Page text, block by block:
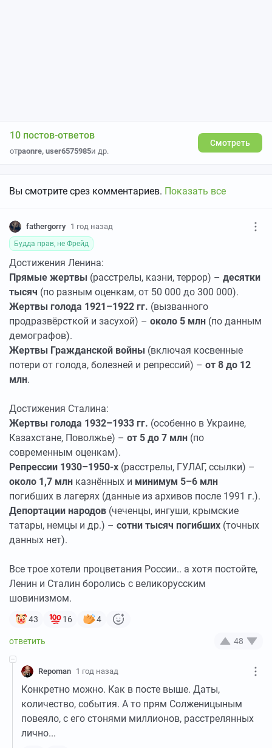
10 постов-ответов
отpaonre, user6575985и др.
Смотреть
Вы смотрите срез комментариев. Показать все
fathergorry 1 год назад
Будда прав, не Фрейд
Достижения Ленина:
Прямые жертвы (расстрелы, казни, террор) – десятки
тысяч (по разным оценкам, от 50 000 до 300 000).
Жертвы голода 1921–1922 гг. (вызванного
продразвёрсткой и засухой) – около 5 млн (по данным
демографов).
Жертвы Гражданской войны (включая косвенные
потери от голода, болезней и репрессий) – от 8 до 12
млн.
Достижения Сталина:
Жертвы голода 1932–1933 гг. (особенно в Украине,
Казахстане, Поволжье) – от 5 до 7 млн (по
современным оценкам).
Репрессии 1930–1950-х (расстрелы, ГУЛАГ, ссылки) –
около 1,7 млн казнённых и минимум 5–6 млн
погибших в лагерях (данные из архивов после 1991 г.).
Депортации народов (чеченцы, ингуши, крымские
татары, немцы и др.) – сотни тысяч погибших (точных
данных нет).
Все трое хотели процветания России.. а хотя постойте,
Ленин и Сталин боролись с великорусским
шовинизмом.
43 16 4
48
Repoman 1 год назад
Конкретно можно. Как в посте выше. Даты,
количество, события. А то прям Солженицыным
повеяло, с его стонями миллионов, расстрелянных
лично...